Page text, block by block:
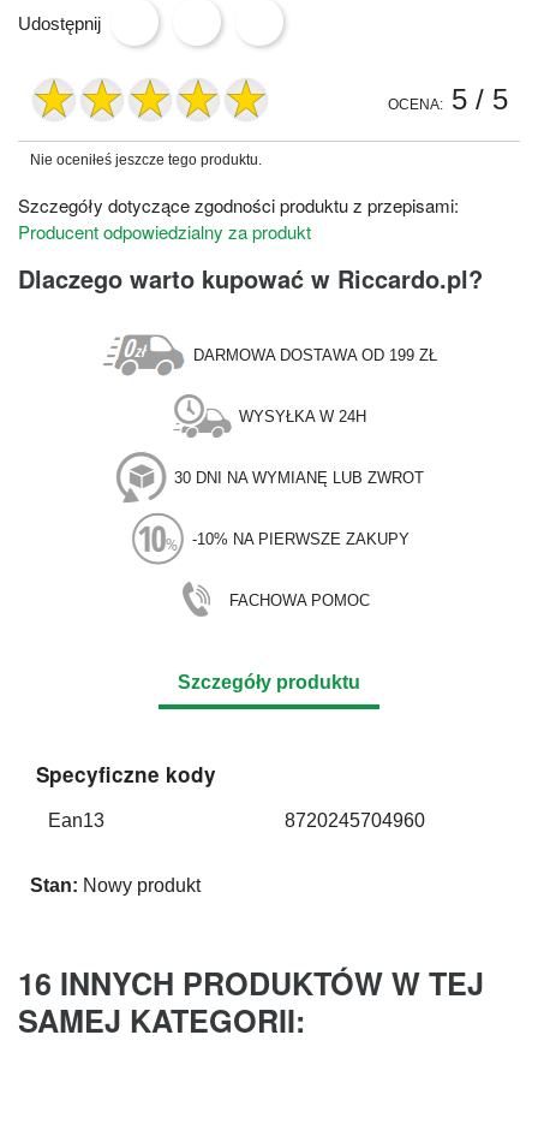
Udostępnij
OCENA: 5 / 5
Nie oceniłeś jeszcze tego produktu.
Szczegóły dotyczące zgodności produktu z przepisami:
Producent odpowiedzialny za produkt
Dlaczego warto kupować w Riccardo.pl?
DARMOWA DOSTAWA OD 199 ZŁ
WYSYŁKA W 24H
30 DNI NA WYMIANĘ LUB ZWROT
-10% NA PIERWSZE ZAKUPY
FACHOWA POMOC
Szczegóły produktu
Specyficzne kody
Ean13 8720245704960
Stan: Nowy produkt
16 INNYCH PRODUKTÓW W TEJ
SAMEJ KATEGORII: